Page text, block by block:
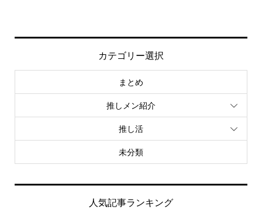
カテゴリー選択
まとめ
推しメン紹介
推し活
未分類
人気記事ランキング